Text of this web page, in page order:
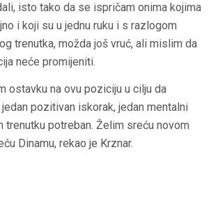
isto tako da se ispričam onima kojima
i koji su u jednu ruku i s razlogom
trenutka, možda još vruć, ali mislim da
neće promijeniti.
ostavku na ovu poziciju u cilju da
pozitivan iskorak, jedan mentalni
trenutku potreban. Želim sreću novom
Dinamu, rekao je Krznar.